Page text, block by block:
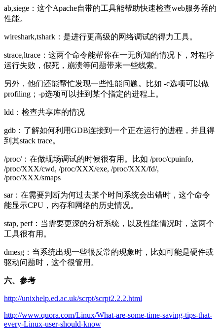
ab,siege：这个Apache自带的工具能帮助快速检查web服务器的
性能。
wireshark,tshark：是进行更高级的网络调试的得力工具。
strace,ltrace：这两个命令能帮你在一无所知的情况下，对程序
运行失败，假死，崩溃等问题带来一些线索。
另外，他们还能帮忙发现一些性能问题。比如 -c选项可以做
profiling；-p选项可以挂到某个指定的进程上。
ldd：检查共享库的情况
gdb：了解如何利用GDB连接到一个正在运行的进程，并且得
到其stack trace。
/proc/：在做现场调试的时候很有用。比如 /proc/cpuinfo,
/proc/XXX/cwd, /proc/XXX/exe, /proc/XXX/fd/,
/proc/XXX/smaps
sar：在需要判断为何过去某个时间系统会出错时，这个命令
能显示CPU，内存和网络的历史情况。
stap, perf：当需要更深的分析系统，以及性能情况时，这两个
工具很有用。
dmesg：当系统出现一些很反常的现象时，比如可能是硬件或
驱动问题时，这个很管用。
六、参考
http://unixhelp.ed.ac.uk/scrpt/scrpt2.2.2.html
http://www.quora.com/Linux/What-are-some-time-saving-tips-that-
every-Linux-user-should-know